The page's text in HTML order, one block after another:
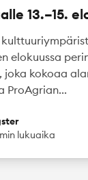
13.–15.
elokuussa
joka kokoaa
ProAgrian...
lukuaika